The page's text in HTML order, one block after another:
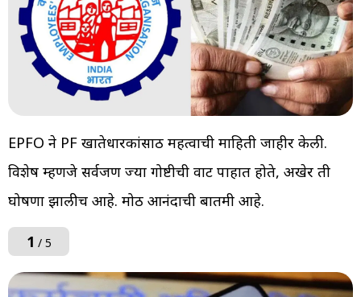
EPFO ने PF खातेधारकांसाठी महत्वाची माहिती जाहीर केली.
विशेष म्हणजे सर्वजण ज्या गोष्टीची वाट पाहात होते, अखेर ती
घोषणा झालीच आहे. मोठी आनंदाची बातमी आहे.
1 / 5